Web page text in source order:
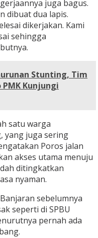
juga bagus.
dibuat dua lapis.
dikerjakan. Kami
sehingga
Stunting, Tim
Kunjungi
satu warga
yang juga sering
Poros jalan
akses utama menuju
ditingkatkan
nyaman.
sebelumnya
seperti di SPBU
pernah ada